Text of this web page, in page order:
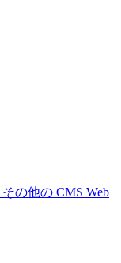
その他の CMS Web